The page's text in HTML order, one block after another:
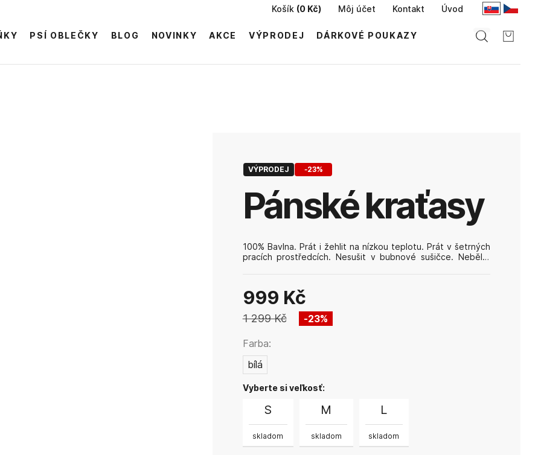
VÝPRODEJ -23%
pánské kraťasy
100% Bavlna. Prát i žehlit na nízkou teplotu. Prát v šetrných
pracích prostředcích. Nesušit v bubnové sušičce. Nebělit.
999 Kč
1 299 Kč 23%
Farba:
bílá
Vyberte si veľkosť:
S
skladom
M
skladom
L
skladom
Úvod
Kontakt
Môj účet
Košík (0 Kč)
PSÍ OBLEČKY BLOG NOVINKY AKCE VÝPRODEJ DÁRKOVÉ POUKAZY